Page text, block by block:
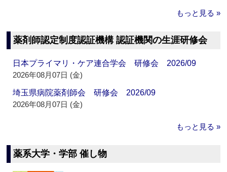
もっと見る »
薬剤師認定制度認証機構 認証機関の生涯研修会
日本プライマリ・ケア連合学会 研修会 2026/09
2026年08月07日 (金)
埼玉県病院薬剤師会 研修会 2026/09
2026年08月07日 (金)
もっと見る »
薬系大学・学部 催し物